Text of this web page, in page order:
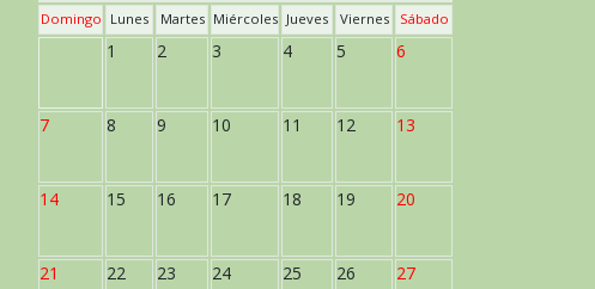
Domingo Lunes Martes Miércoles Jueves Viernes Sábado
1 2 3 4 5 6
7 8 9 10 11 12 13
14 15 16 17 18 19 20
21 22 23 24 25 26 27